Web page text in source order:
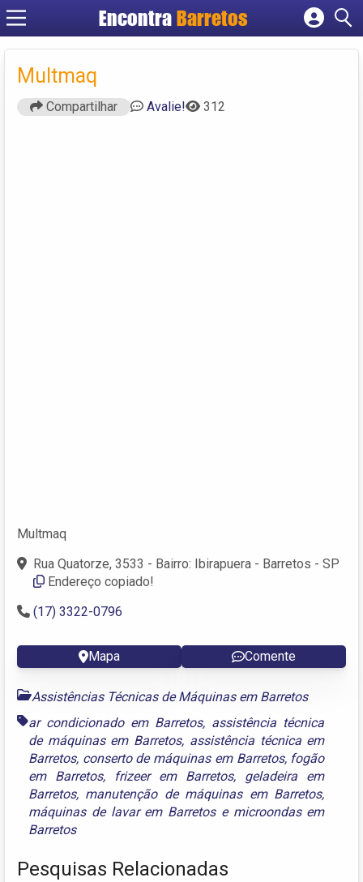
Encontra Barretos
Cadastrar empresa
Multmaq
Compartilhar Avalie! 312
Multmaq
Rua Quatorze, 3533 - Bairro: Ibirapuera - Barretos - SP
Endereço copiado!
(17) 3322-0796
Mapa Comente
Assistências Técnicas de Máquinas em Barretos
ar condicionado em Barretos, assistência técnica
de máquinas em Barretos, assistência técnica em
Barretos, conserto de máquinas em Barretos, fogão
em Barretos, frizeer em Barretos, geladeira em
Barretos, manutenção de máquinas em Barretos,
máquinas de lavar em Barretose microondas em
Barretos
Pesquisas Relacionadas